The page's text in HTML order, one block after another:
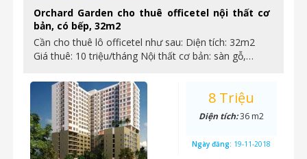
Orchard Garden cho thuê officetel nội thất cơ
bản, có bếp, 32m2
Cần cho thuê lô officetel như sau: Diện tích: 32m2
Giá thuê: 10 triệu/tháng Nội thất cơ bản: sàn gỗ,…
8 Triệu
Diện tích:36 m2
Ngày đăng: 19-11-2018